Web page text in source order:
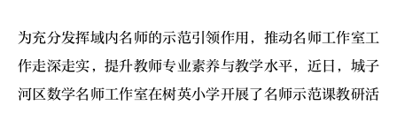
为充分发挥域内名师的示范引领作用，推动名师工作室工
作走深走实，提升教师专业素养与教学水平，近日，城子
河区数学名师工作室在树英小学开展了名师示范课教研活